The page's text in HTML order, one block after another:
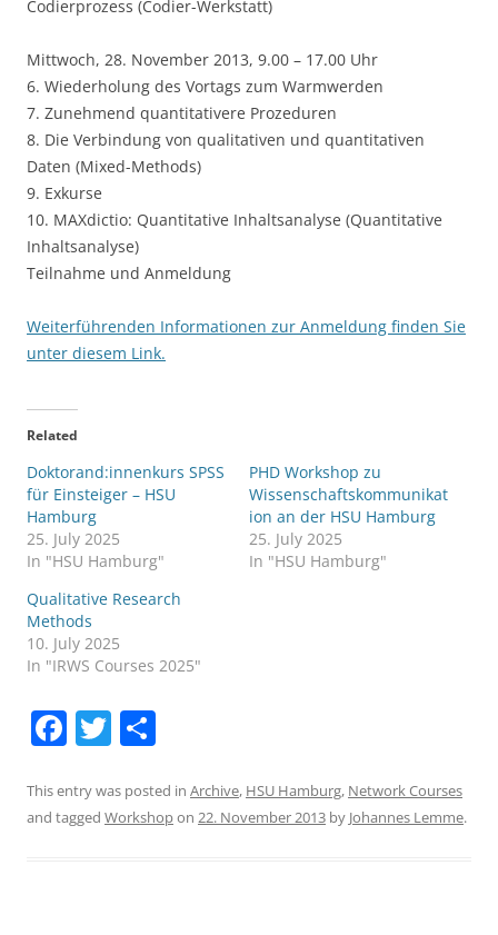
Codierprozess (Codier-Werkstatt)
Mittwoch, 28. November 2013, 9.00 – 17.00 Uhr
6. Wiederholung des Vortags zum Warmwerden
7. Zunehmend quantitativere Prozeduren
8. Die Verbindung von qualitativen und quantitativen
Daten (Mixed-Methods)
9. Exkurse
10. MAXdictio: Quantitative Inhaltsanalyse (Quantitative
Inhaltsanalyse)
Teilnahme und Anmeldung
Weiterführenden Informationen zur Anmeldung finden Sie
unter diesem Link.
Related
Doktorand:innenkurs SPSS
für Einsteiger – HSU
Hamburg
25. July 2025
In "HSU Hamburg"
PHD Workshop zu
Wissenschaftskommunikat
ion an der HSU Hamburg
25. July 2025
In "HSU Hamburg"
Qualitative Research
Methods
10. July 2025
In "IRWS Courses 2025"
F
c
e
T
itt
er
ar
e
This entry was posted in Archive, HSU Hamburg, Network Courses
and tagged Workshopon 22. November 2013 by Johannes Lemme.